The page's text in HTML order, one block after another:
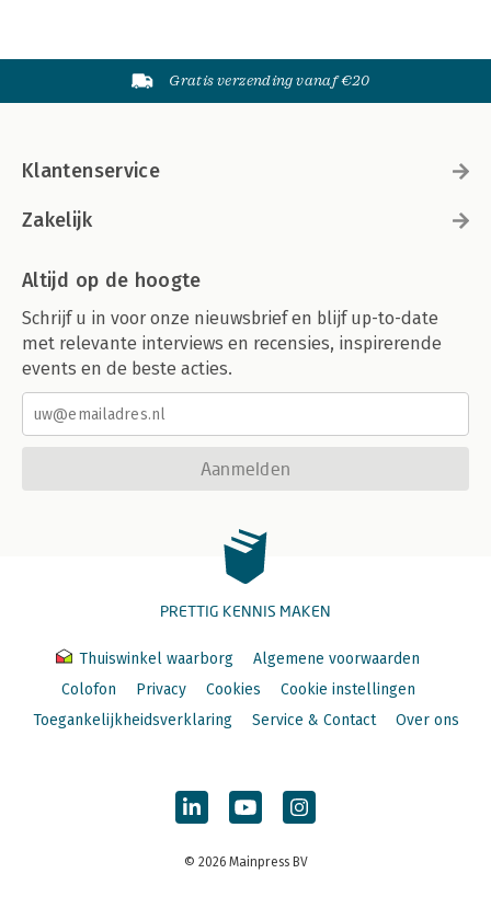
Gratis verzending vanaf €20
Klantenservice
Zakelijk
Altijd op de hoogte
Schrijf u in voor onze nieuwsbrief en blijf up-to-date
met relevante interviews en recensies, inspirerende
events en de beste acties.
Aanmelden
PRETTIG KENNIS MAKEN
Thuiswinkel waarborg
Algemene voorwaarden
Colofon
Privacy Cookies
Cookie instellingen
Toegankelijkheidsverklaring
Service & Contact Over ons
© 2026 Mainpress BV